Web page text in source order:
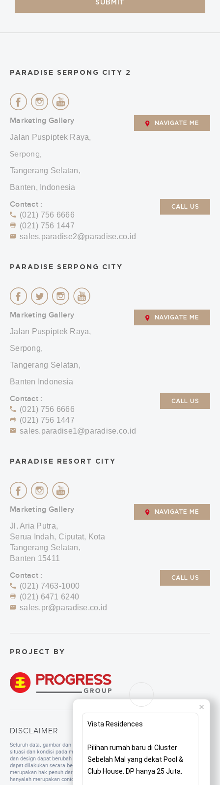
SUBMIT
PARADISE SERPONG CITY 2
Marketing Gallery
Jalan Puspiptek Raya,
Serpong,
Tangerang Selatan,
Banten, Indonesia
NAVIGATE ME
Contact :
(021) 756 6666
(021) 756 1447
sales.paradise2@paradise.co.id
CALL US
PARADISE SERPONG CITY
Marketing Gallery
Jalan Puspiptek Raya,
Serpong,
Tangerang Selatan,
Banten Indonesia
NAVIGATE ME
Contact :
(021) 756 6666
(021) 756 1447
sales.paradise1@paradise.co.id
CALL US
PARADISE RESORT CITY
Marketing Gallery
Jl. Aria Putra,
Serua Indah, Ciputat, Kota
Tangerang Selatan,
Banten 15411
NAVIGATE ME
Contact :
(021) 7463-1000
(021) 6471 6240
sales.pr@paradise.co.id
CALL US
PROJECT BY
DISCLAIMER
Seluruh data, gambar dan tulisan yang tercantum di dalam website merupakan
situasi dan kondisi pada masa persiapan. Untuk pengembangan mutu, spesifikasi
dan design dapat berubah sewaktu-waktu tanpa pemberitahuan. Pembangunan
dapat dilakukan secara bertahap sesuai dengan tahapan dan perencanaan yang
merupakan hak penuh dari pengembang. Seluruh ilustrasi/foto yang ditampilkan
hanyalah merupakan contoh dan bukan merupakan bagian dari perjanjian jual beli.
Vista Residences
Pilihan rumah baru di Cluster
Sebelah Mal yang dekat Pool &
Club House. DP hanya 25 Juta.